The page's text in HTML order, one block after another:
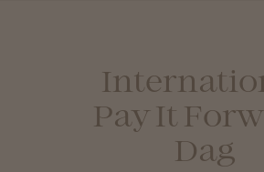
Pay It
Dag